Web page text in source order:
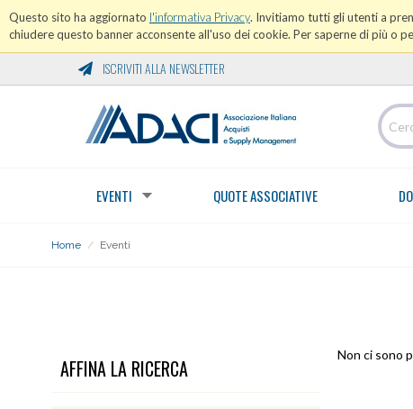
Questo sito ha aggiornato l'informativa Privacy. Invitiamo tutti gli utenti a
chiudere questo banner acconsente all'uso dei cookie. Per saperne di più o
ISCRIVITI ALLA NEWSLETTER
EVENTI QUOTE ASSOCIATIVE
Home / Eventi
AFFINA LA RICERCA
Non ci sono